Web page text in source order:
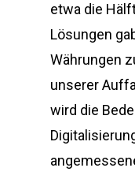
etwa die
Lösungen
Währungen
unserer
wird die